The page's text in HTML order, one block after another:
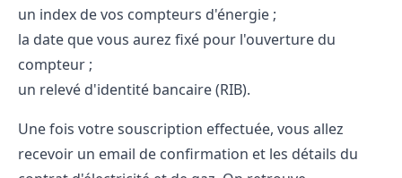
un index de vos compteurs d'énergie ;
la date que vous aurez fixé pour l'ouverture du
compteur ;
un relevé d'identité bancaire (RIB).
Une fois votre souscription effectuée, vous allez
recevoir un email de confirmation et les détails du